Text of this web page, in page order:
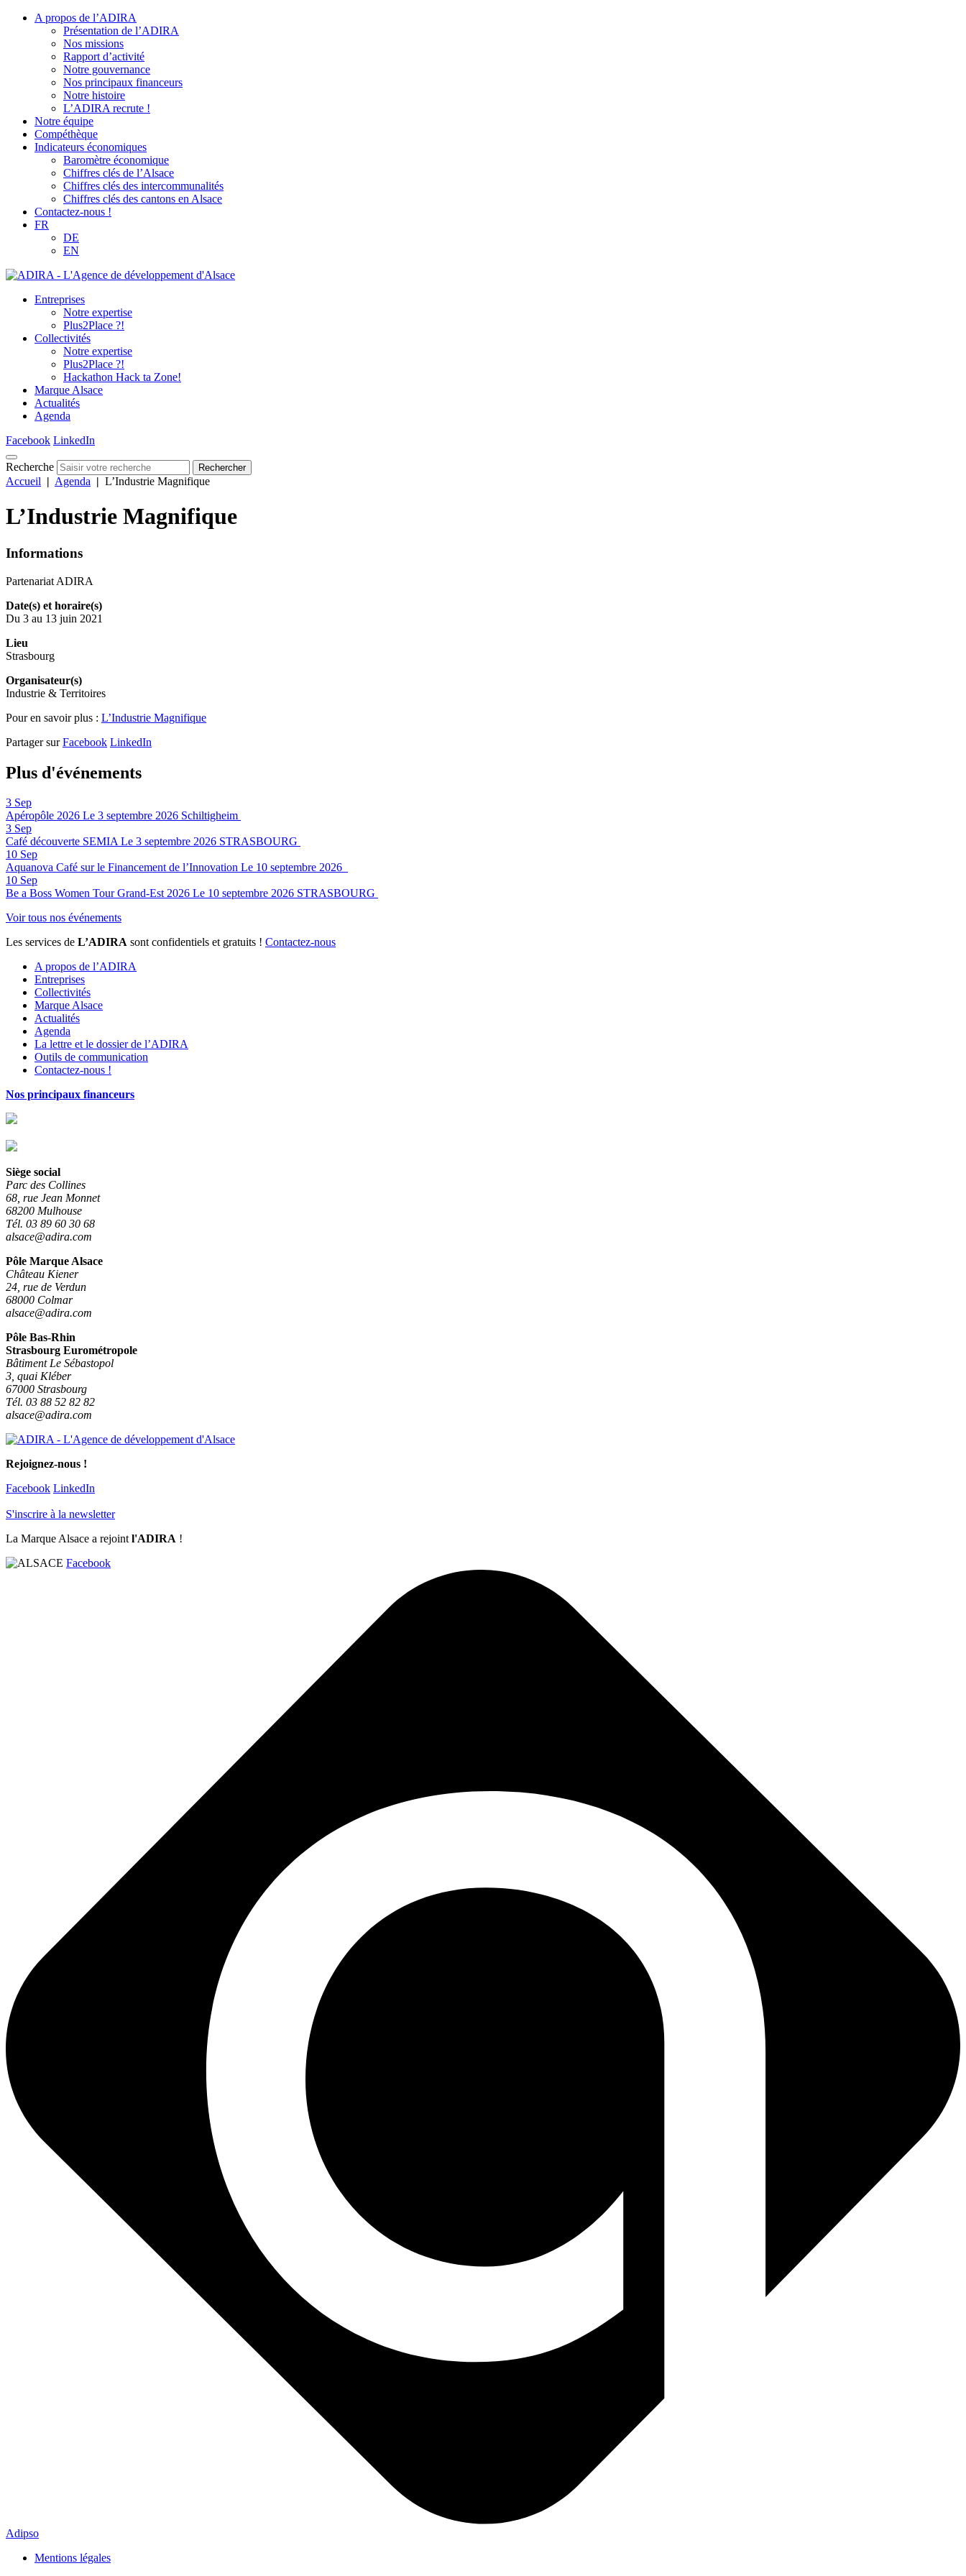
A propos de l’ADIRA
Présentation de l’ADIRA
Nos missions
Rapport d’activité
Notre gouvernance
Nos principaux financeurs
Notre histoire
L’ADIRA recrute !
Notre équipe
Compéthèque
Indicateurs économiques
Baromètre économique
Chiffres clés de l’Alsace
Chiffres clés des intercommunalités
Chiffres clés des cantons en Alsace
Contactez-nous !
FR
DE
EN
Entreprises
Notre expertise
Plus2Place ?!
Collectivités
Notre expertise
Plus2Place ?!
Hackathon Hack ta Zone!
Marque Alsace
Actualités
Agenda
Facebook LinkedIn
Recherche Rechercher
Accueil | Agenda | L’Industrie Magnifique
L’Industrie Magnifique
Informations
Partenariat ADIRA
Date(s) et horaire(s)
Du 3 au 13 juin 2021
Lieu
Strasbourg
Organisateur(s)
Industrie & Territoires
Pour en savoir plus : L’Industrie Magnifique
Partager sur Facebook LinkedIn
Plus d'événements
3 Sep
Apéropôle 2026 Le 3 septembre 2026 Schiltigheim
3 Sep
Café découverte SEMIALe 3 septembre 2026 STRASBOURG
10 Sep
Aquanova Café sur le Financement de l’Innovation Le 10 septembre 2026
10 Sep
Be a Boss Women Tour Grand-Est 2026 Le 10 septembre 2026 STRASBOURG
Voir tous nos événements
Les services de L’ADIRA sont confidentiels et gratuits ! Contactez-nous
A propos de l’ADIRA
Entreprises
Collectivités
Marque Alsace
Actualités
Agenda
La lettre et le dossier de l’ADIRA
Outils de communication
Contactez-nous !
Nos principaux financeurs
Siège social
Parc des Collines
68, rue Jean Monnet
68200 Mulhouse
Tél. 03 89 60 30 68
alsace@adira.com
Pôle Marque Alsace
Château Kiener
24, rue de Verdun
68000 Colmar
alsace@adira.com
Pôle Bas-Rhin
Strasbourg Eurométropole
Bâtiment Le Sébastopol
3, quai Kléber
67000 Strasbourg
Tél. 03 88 52 82 82
alsace@adira.com
Rejoignez-nous !
Facebook LinkedIn
S'inscrire à la newsletter
La Marque Alsace a rejointl'ADIRA !
Facebook
Adipso
Mentions légales